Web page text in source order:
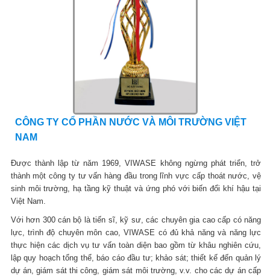
CÔNG TY CỔ PHẦN NƯỚC VÀ MÔI TRƯỜNG VIỆT
NAM
Được thành lập từ năm 1969, VIWASE không ngừng phát triển, trở
thành một công ty tư vấn hàng đầu trong lĩnh vực cấp thoát nước, vệ
sinh môi trường, hạ tầng kỹ thuật và ứng phó với biến đổi khí hậu tại
Việt Nam.
Với hơn 300 cán bộ là tiến sĩ, kỹ sư, các chuyên gia cao cấp có năng
lực, trình độ chuyên môn cao, VIWASE có đủ khả năng và năng lực
thực hiện các dịch vụ tư vấn toàn diện bao gồm từ khâu nghiên cứu,
lập quy hoạch tổng thể, báo cáo đầu tư; khảo sát; thiết kế đến quản lý
dự án, giám sát thi công, giám sát môi trường, v.v. cho các dự án cấp